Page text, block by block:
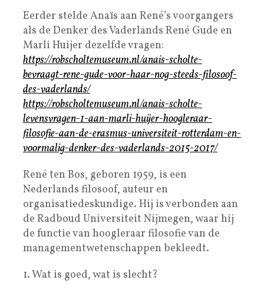
Eerder stelde Anaïs aan René’s voorgangers
als de Denker des Vaderlands René Gude en
Marli Huijer dezelfde vragen:
https://robscholtemuseum.nl/anais-scholte-
bevraagt-rene-gude-voor-haar-nog-steeds-filosoof-
des-vaderlands/
https://robscholtemuseum.nl/anais-scholte-
levensvragen-1-aan-marli-huijer-hoogleraar-
filosofie-aan-de-erasmus-universiteit-rotterdam-en-
voormalig-denker-des-vaderlands-2015-2017/
René ten Bos, geboren 1959, is een
Nederlands filosoof, auteur en
organisatiedeskundige. Hij is verbonden aan
de Radboud Universiteit Nijmegen, waar hij
de functie van hoogleraar filosofie van de
managementwetenschappen bekleedt.
1. Wat is goed, wat is slecht?